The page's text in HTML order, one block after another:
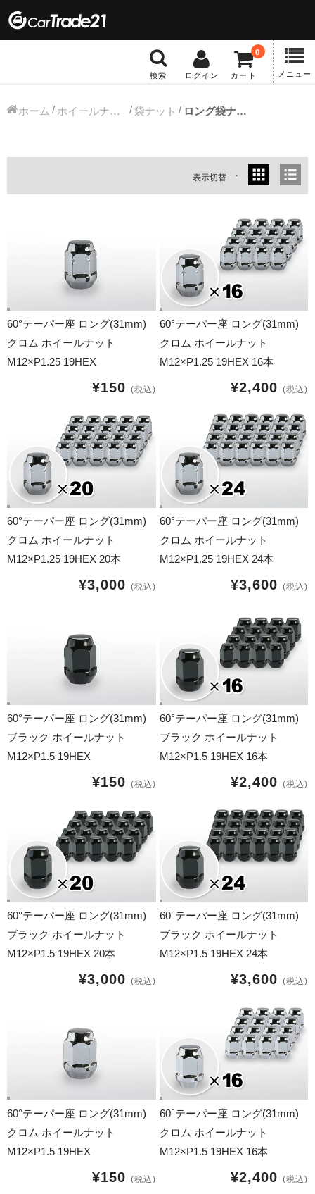
検索 ログイン カート
0
メニュー
冬タイヤホイール
15インチ：冬タイヤホイール
16インチ：冬タイヤホイール
17インチ：冬タイヤホイール
19インチ：冬タイヤホイール
20インチ：冬タイヤホイール
夏タイヤホイール
12インチ：夏タイヤホイール
13インチ：夏タイヤホイール
14インチ：夏タイヤホイール
16インチ：夏タイヤホイール
17インチ：夏タイヤホイール
18インチ：夏タイヤホイール
19インチ：夏タイヤホイール
ホイールナット
平面座ナット
ロング平面ナット
ショート平面ナット
球面座ナット
ロング球面ナット
ロング袋ナット
ショート袋ナット
ホーム ホイールナット 袋ナット ロング袋ナット
表示切替
60°テーパー座 ロング(31mm)
クロム ホイールナット
M12×P1.25 19HEX
¥150 (税込)
60°テーパー座 ロング(31mm)
クロム ホイールナット
M12×P1.25 19HEX 16本
¥2,400 (税込)
60°テーパー座 ロング(31mm)
クロム ホイールナット
M12×P1.25 19HEX 20本
¥3,000 (税込)
60°テーパー座 ロング(31mm)
クロム ホイールナット
M12×P1.25 19HEX 24本
¥3,600 (税込)
60°テーパー座 ロング(31mm)
ブラック ホイールナット
M12×P1.5 19HEX
¥150 (税込)
60°テーパー座 ロング(31mm)
ブラック ホイールナット
M12×P1.5 19HEX 16本
¥2,400 (税込)
60°テーパー座 ロング(31mm)
ブラック ホイールナット
M12×P1.5 19HEX 20本
¥3,000 (税込)
60°テーパー座 ロング(31mm)
ブラック ホイールナット
M12×P1.5 19HEX 24本
¥3,600 (税込)
60°テーパー座 ロング(31mm)
クロム ホイールナット
M12×P1.5 19HEX
¥150 (税込)
60°テーパー座 ロング(31mm)
クロム ホイールナット
M12×P1.5 19HEX 16本
¥2,400 (税込)